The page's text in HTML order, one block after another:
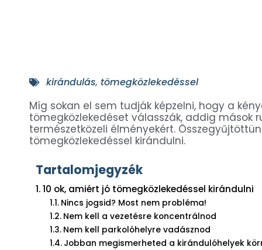
kirándulás, tömegközlekedéssel
Míg sokan el sem tudják képzelni, hogy a
tömegközlekedéset válasszák, addig
természetközeli élményekért.
tömegközlekedéssel kirándulni.
Tartalomjegyzék
10 ok, amiért jó tömegközlekedéssel kirándulni
Nincs jogsid? Most nem probléma!
Nem kell a vezetésre koncentrálnod
Nem kell parkolóhelyre vadásznod
Jobban megismerheted a kirándulóhelyek